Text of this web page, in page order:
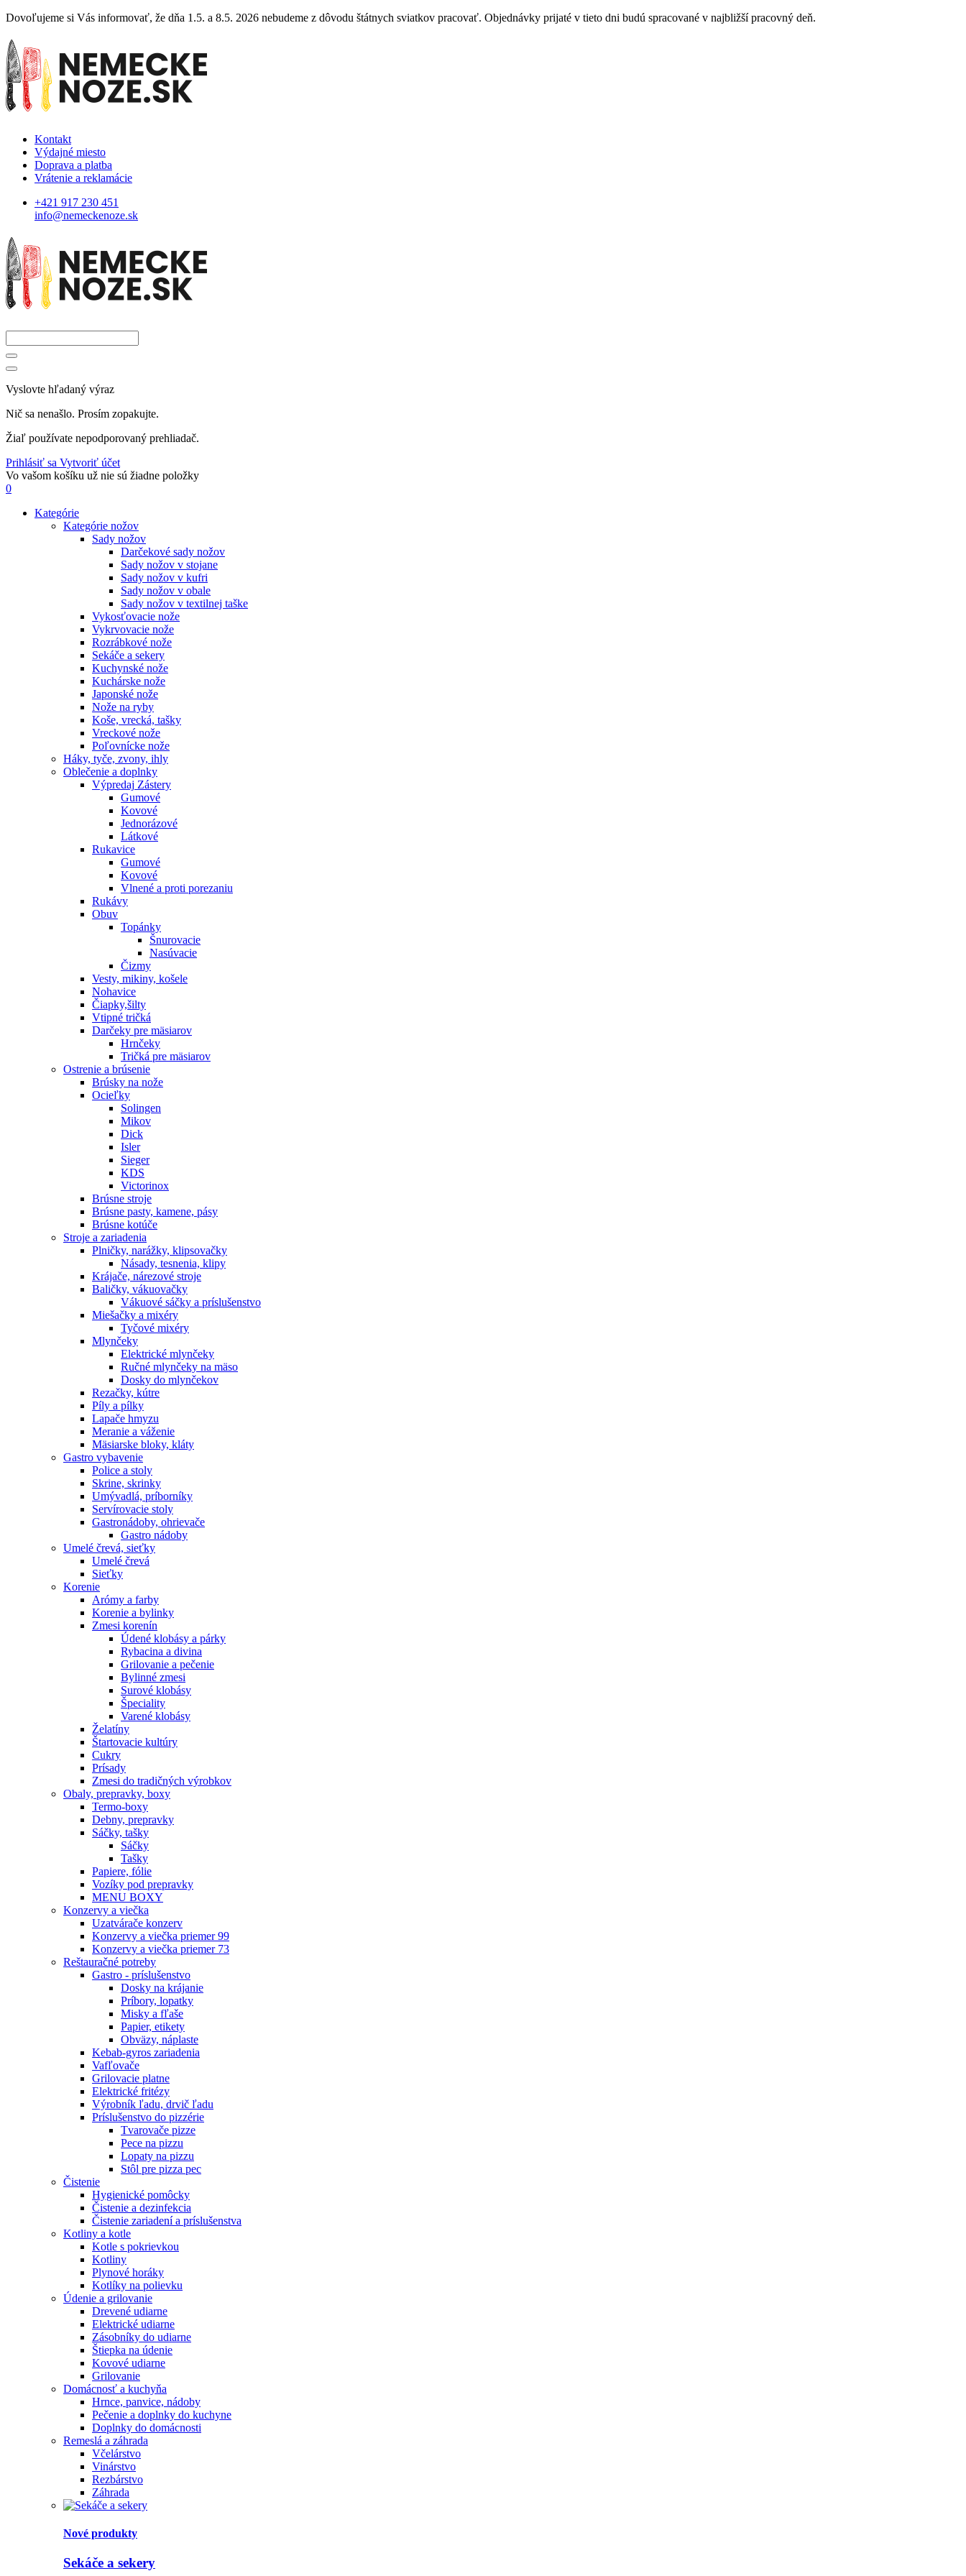
Dovoľujeme si Vás informovať, že dňa 1.5. a 8.5. 2026 nebudeme z dôvodu štátnych sviatkov pracovať. Objednávky prijaté v tieto dni budú spracované v najbližší pracovný deň.
Kontakt
Výdajné miesto
Doprava a platba
Vrátenie a reklamácie
+421 917 230 451
info@nemeckenoze.sk
Vyslovte hľadaný výraz
Nič sa nenašlo. Prosím zopakujte.
Žiaľ používate nepodporovaný prehliadač.
Prihlásiť sa Vytvoriť účet
Vo vašom košíku už nie sú žiadne položky
0
Kategórie
Kategórie nožov
Sady nožov
Darčekové sady nožov
Sady nožov v stojane
Sady nožov v kufri
Sady nožov v obale
Sady nožov v textilnej taške
Vykosťovacie nože
Vykrvovacie nože
Rozrábkové nože
Sekáče a sekery
Kuchynské nože
Kuchárske nože
Japonské nože
Nože na ryby
Koše, vrecká, tašky
Vreckové nože
Poľovnícke nože
Háky, tyče, zvony, ihly
Oblečenie a doplnky
Výpredaj Zástery
Gumové
Kovové
Jednorázové
Látkové
Rukavice
Gumové
Kovové
Vlnené a proti porezaniu
Rukávy
Obuv
Topánky
Šnurovacie
Nasúvacie
Čizmy
Vesty, mikiny, košele
Nohavice
Čiapky,šilty
Vtipné tričká
Darčeky pre mäsiarov
Hrnčeky
Tričká pre mäsiarov
Ostrenie a brúsenie
Brúsky na nože
Ocieľky
Solingen
Mikov
Dick
Isler
Sieger
KDS
Victorinox
Brúsne stroje
Brúsne pasty, kamene, pásy
Brúsne kotúče
Stroje a zariadenia
Plničky, narážky, klipsovačky
Násady, tesnenia, klipy
Krájače, nárezové stroje
Baličky, vákuovačky
Vákuové sáčky a príslušenstvo
Miešačky a mixéry
Tyčové mixéry
Mlynčeky
Elektrické mlynčeky
Ručné mlynčeky na mäso
Dosky do mlynčekov
Rezačky, kútre
Píly a pílky
Lapače hmyzu
Meranie a váženie
Mäsiarske bloky, kláty
Gastro vybavenie
Police a stoly
Skrine, skrinky
Umývadlá, príborníky
Servírovacie stoly
Gastronádoby, ohrievače
Gastro nádoby
Umelé črevá, sieťky
Umelé črevá
Sieťky
Korenie
Arómy a farby
Korenie a bylinky
Zmesi korenín
Údené klobásy a párky
Rybacina a divina
Grilovanie a pečenie
Bylinné zmesi
Surové klobásy
Špeciality
Varené klobásy
Želatíny
Štartovacie kultúry
Cukry
Prísady
Zmesi do tradičných výrobkov
Obaly, prepravky, boxy
Termo-boxy
Debny, prepravky
Sáčky, tašky
Sáčky
Tašky
Papiere, fólie
Vozíky pod prepravky
MENU BOXY
Konzervy a viečka
Uzatvárače konzerv
Konzervy a viečka priemer 99
Konzervy a viečka priemer 73
Reštauračné potreby
Gastro - príslušenstvo
Dosky na krájanie
Príbory, lopatky
Misky a fľaše
Papier, etikety
Obväzy, náplaste
Kebab-gyros zariadenia
Vafľovače
Grilovacie platne
Elektrické fritézy
Výrobník ľadu, drvič ľadu
Príslušenstvo do pizzérie
Tvarovače pizze
Pece na pizzu
Lopaty na pizzu
Stôl pre pizza pec
Čistenie
Hygienické pomôcky
Čistenie a dezinfekcia
Čistenie zariadení a príslušenstva
Kotliny a kotle
Kotle s pokrievkou
Kotliny
Plynové horáky
Kotlíky na polievku
Údenie a grilovanie
Drevené udiarne
Elektrické udiarne
Zásobníky do udiarne
Štiepka na údenie
Kovové udiarne
Grilovanie
Domácnosť a kuchyňa
Hrnce, panvice, nádoby
Pečenie a doplnky do kuchyne
Doplnky do domácnosti
Remeslá a záhrada
Včelárstvo
Vinárstvo
Rezbárstvo
Záhrada
Nové produkty
Sekáče a sekery